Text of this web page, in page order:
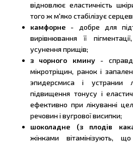
відновлює еластичність
того ж м'яко стабілізує
камфорне - добре для
вирівнювання її
усунення прищів;
з чорного кмину-
мікротріщин, ранок і
эпидерсмиса і устрании
підвищення тонусу і
ефективно при лікуванні
речовин і вугрової висипки;
шоколадне (з плодів
жінками вітамінізують,